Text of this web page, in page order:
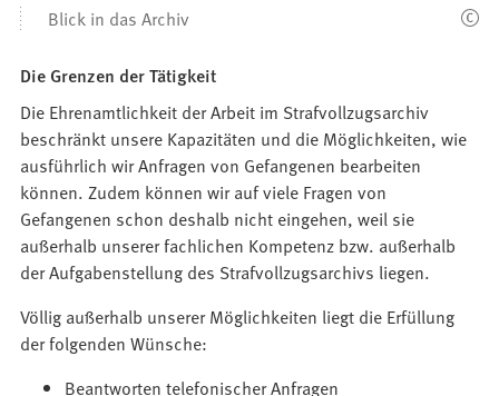
Blick in das Archiv
Die Grenzen der Tätigkeit
Die Ehrenamtlichkeit der Arbeit im Strafvollzugsarchiv
beschränkt unsere Kapazitäten und die Möglichkeiten, wie
ausführlich wir Anfragen von Gefangenen bearbeiten
können. Zudem können wir auf viele Fragen von
Gefangenen schon deshalb nicht eingehen, weil sie
außerhalb unserer fachlichen Kompetenz bzw. außerhalb
der Aufgabenstellung des Strafvollzugsarchivs liegen.
Völlig außerhalb unserer Möglichkeiten liegt die Erfüllung
der folgenden Wünsche:
Beantworten telefonischer Anfragen